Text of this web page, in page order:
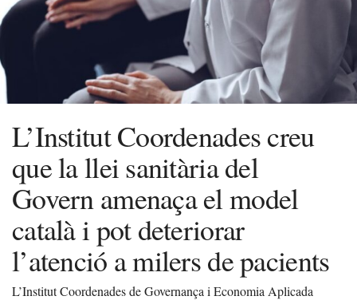
L’Institut Coordenades creu
que la llei sanitària del
Govern amenaça el model
català i pot deteriorar
l’atenció a milers de pacients
L’Institut Coordenades de Governança i Economia Aplicada